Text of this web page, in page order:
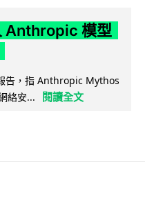
Anthropic 模型
告，指 Anthropic Mythos
絡安...
閱讀全文